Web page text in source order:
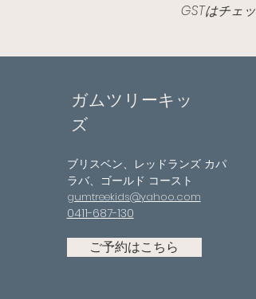
GSTはチェ
ガムツリーキッ
ズ
ブリスベン、レッドランズ カパ
ラバ、ゴールド コースト
gumtreekids@yahoo.com
0411-687-130
ご予約はこちら